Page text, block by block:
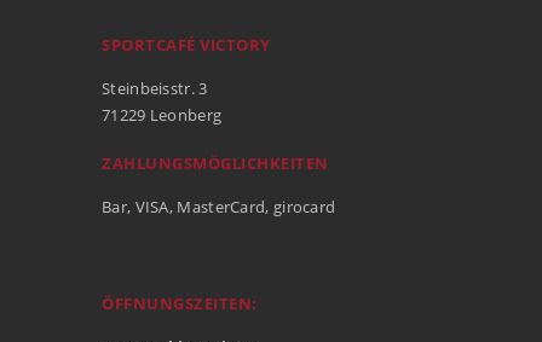
SPORTCAFÉ VICTORY
Steinbeisstr. 3
71229 Leonberg
ZAHLUNGSMÖGLICHKEITEN
Bar, VISA, MasterCard, girocard
ÖFFNUNGSZEITEN: